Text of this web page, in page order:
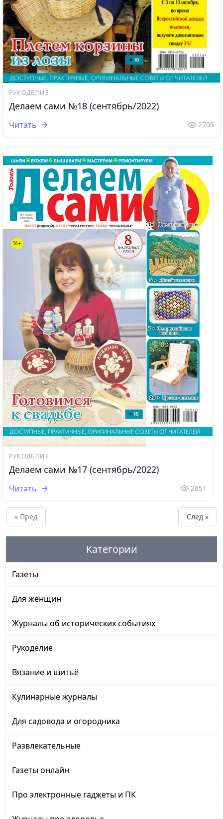
РУКОДЕЛИЕ
Делаем сами №18 (сентябрь/2022)
Читать 2705
РУКОДЕЛИЕ
Делаем сами №17 (сентябрь/2022)
Читать 2651
« Пред След »
Категории
Газеты
Для женщин
Журналы об исторических событиях
Рукоделие
Вязание и шитьё
Кулинарные журналы
Для садовода и огородника
Развлекательные
Газеты онлайн
Про электронные гаджеты и ПК